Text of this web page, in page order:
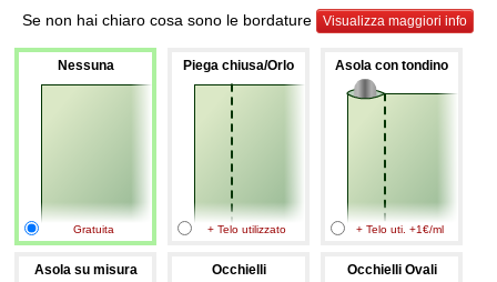
Se non hai chiaro cosa sono le bordature
Visualizza maggiori info
Nessuna
Gratuita
Piega chiusa/Orlo
+ Telo utilizzato
Asola con tondino
+ Telo uti. +1€/ml
Asola su misura Occhielli Occhielli Ovali